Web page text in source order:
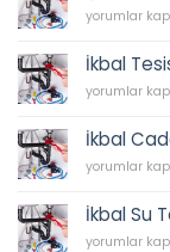
Çakmak
Tesisatı,
Çakmak
Sıhhi
için
yorumlar
İkbal
İkbal
için
yorumlar
İkbal
İkbal
Su
Tesisatı,
0538
yorumlar
İkbal Su
İkbal
yorumlar